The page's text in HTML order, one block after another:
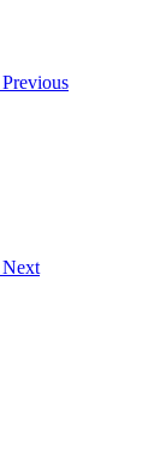
Previous
Next